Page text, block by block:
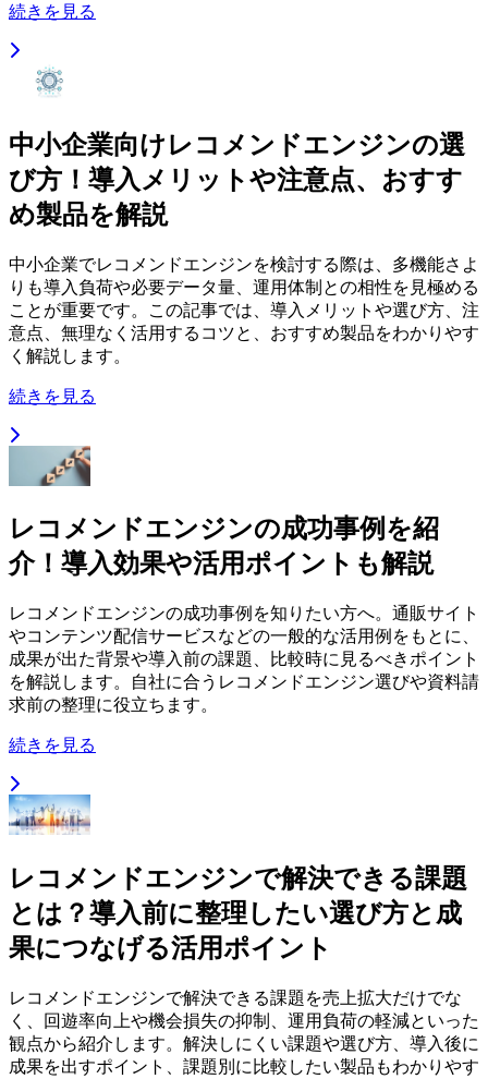
続きを見る
中小企業向けレコメンドエンジンの選
び方！導入メリットや注意点、おすす
め製品を解説
中小企業でレコメンドエンジンを検討する際は、多機能さよ
りも導入負荷や必要データ量、運用体制との相性を見極める
ことが重要です。この記事では、導入メリットや選び方、注
意点、無理なく活用するコツと、おすすめ製品をわかりやす
く解説します。
続きを見る
レコメンドエンジンの成功事例を紹
介！導入効果や活用ポイントも解説
レコメンドエンジンの成功事例を知りたい方へ。通販サイト
やコンテンツ配信サービスなどの一般的な活用例をもとに、
成果が出た背景や導入前の課題、比較時に見るべきポイント
を解説します。自社に合うレコメンドエンジン選びや資料請
求前の整理に役立ちます。
続きを見る
レコメンドエンジンで解決できる課題
とは？導入前に整理したい選び方と成
果につなげる活用ポイント
レコメンドエンジンで解決できる課題を売上拡大だけでな
く、回遊率向上や機会損失の抑制、運用負荷の軽減といった
観点から紹介します。解決しにくい課題や選び方、導入後に
成果を出すポイント、課題別に比較したい製品もわかりやす